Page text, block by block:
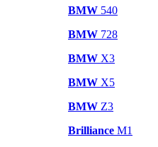
BMW 540
BMW 728
BMW X3
BMW X5
BMW Z3
Brilliance M1